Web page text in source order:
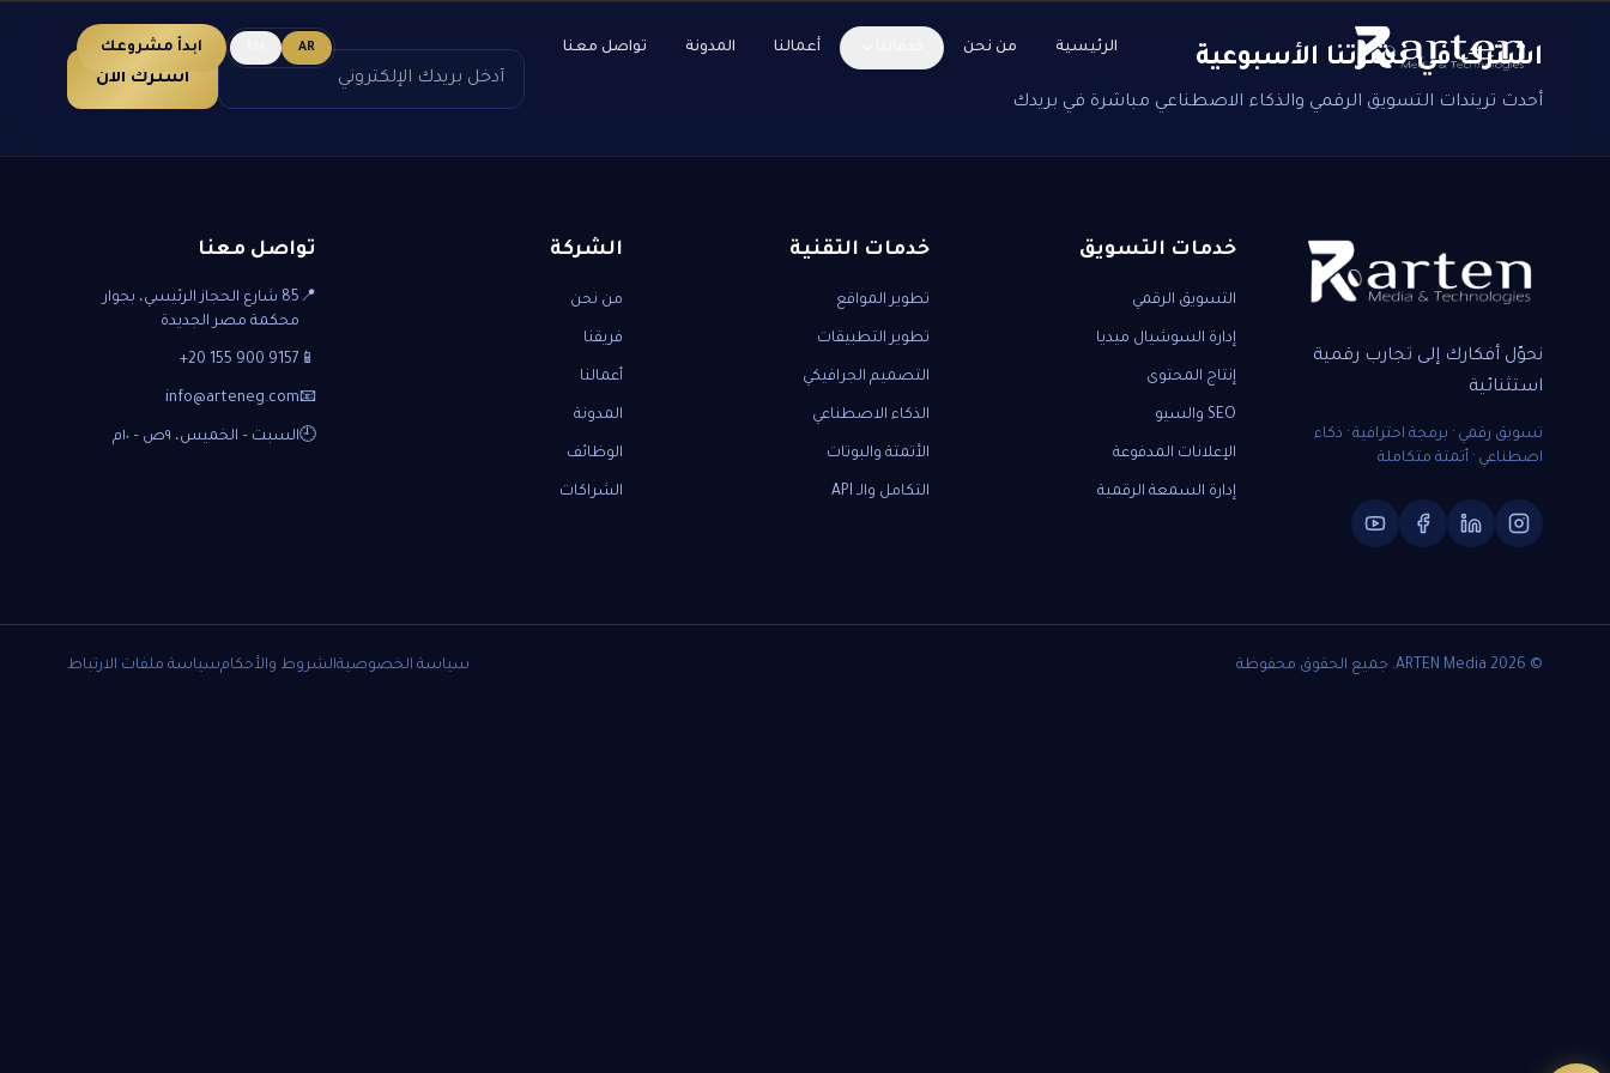
الرئيسية من نحن أعمالنا المدونة تواصل معنا AR ابدأ مشروعك اشترك في نشرتنا الأسبوعية
أحدث تريندات التسويق الرقمي والذكاء الاصطناعي مباشرة في بريدك
اشترك الآن
نحوّل أفكارك إلى تجارب رقمية
استثنائية
تسويق رقمي · برمجة احترافية · ذكاء
اصطناعي · أتمتة متكاملة
خدمات التسويق
التسويق الرقمي
إدارة السوشيال ميديا
إنتاج المحتوى
SEO والسيو
الإعلانات المدفوعة
إدارة السمعة الرقمية
خدمات التقنية
تطوير المواقع
تطوير التطبيقات
التصميم الجرافيكي
الذكاء الاصطناعي
الأتمتة والبوتات
التكامل والـ API
الشركة
من نحن
فريقنا
أعمالنا
المدونة
الوظائف
الشراكات
تواصل معنا
📍
85 شارع الحجاز الرئيسي، بجوار
محكمة مصر الجديدة
📱
+20 155 900 9157
📧
info@arteneg.com
🕘السبت – الخميس، ٩ص – ١٠م
© 2026 ARTEN Media. جميع الحقوق محفوظة سياسة الخصوصيةالشروط والأحكامسياسة ملفات الارتباط